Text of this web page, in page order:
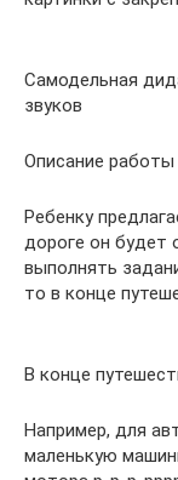
Самодельная
звуков
Описание
Ребенку
дороге он будет
выполнять
то в конце
В конце
Например, для
маленькую